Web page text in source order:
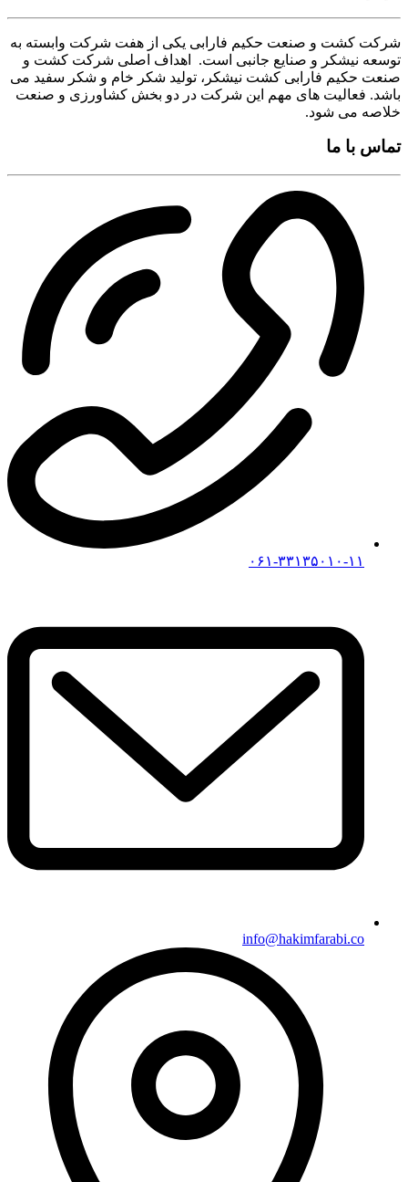
شرکت کشت و صنعت حکیم فارابی یکی از هفت شرکت وابسته به
توسعه نیشکر و صنایع جانبی است. اهداف اصلی شرکت کشت و
صنعت حکیم فارابی کشت نیشکر، تولید شکر خام و شکر سفید می
باشد. فعالیت های مهم این شرکت در دو بخش کشاورزی و صنعت
خلاصه می شود.
تماس با ما
۰۶۱-۳۳۱۳۵۰۱۰-۱۱
info@hakimfarabi.co